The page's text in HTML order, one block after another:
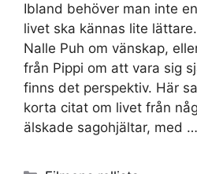
Ibland behöver man inte
livet ska kännas lite
Nalle Puh om vänskap,
från Pippi om att vara sig
finns det perspektiv. Här
korta citat om livet från
älskade sagohjältar, med …